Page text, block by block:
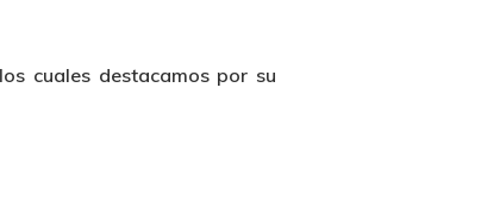
cuales destacamos por su